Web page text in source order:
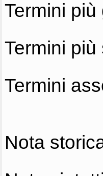
Termini più
Termini più
Termini
Nota